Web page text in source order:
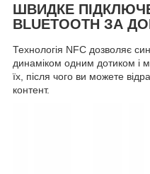
ШВИДКЕ
BLUETOOTH ЗА
Технологія NFC дозволяє
динаміком одним дотиком і
їх, після чого ви можете
контент.